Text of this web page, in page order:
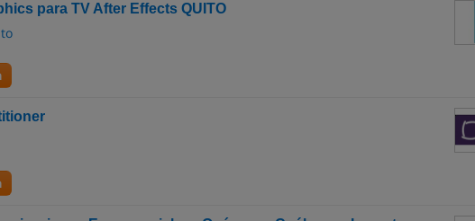
para TV After Effects QUITO